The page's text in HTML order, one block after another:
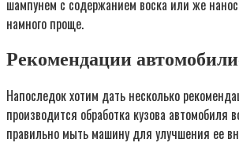
шампунем с содержанием воска или же
намного проще.
Рекомендации
Напоследок хотим дать несколько
производится обработка кузова автомобиля
правильно мыть машину для улучшения ее